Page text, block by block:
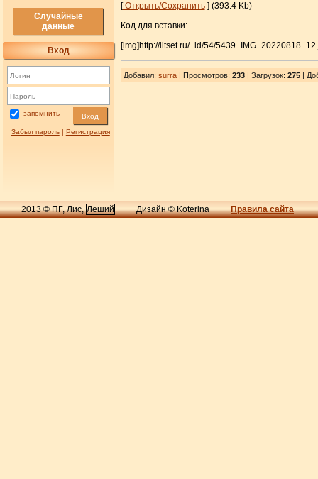
Случайные
данные
Вход
запомнить Вход
Забыл пароль| Регистрация
[Открыть/Сохранить] (393.4 Kb)
Код для вставки:
[img]http://litset.ru/_ld/54/
Добавил: surra| Просмотров: 233| Загрузок: 275|
2013 © ПГ, Лис,Леший Дизайн © Koterina Правила сайта